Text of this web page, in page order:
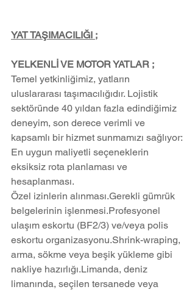
YAT TAŞIMACILIĞI ;
YELKENLİ VE MOTOR YATLAR ;
Temel yetkinliğimiz, yatların
uluslararası taşımacılığıdır. Lojistik
sektöründe 40 yıldan fazla edindiğimiz
deneyim, son derece verimli ve
kapsamlı bir hizmet sunmamızı sağlıyor:
En uygun maliyetli seçeneklerin
eksiksiz rota planlaması ve
hesaplanması.
Özel izinlerin alınması.Gerekli gümrük
belgelerinin işlenmesi.Profesyonel
ulaşım eskortu (BF2/3) ve/veya polis
eskortu organizasyonu.Shrink-wraping,
arma, sökme veya beşik yükleme gibi
nakliye hazırlığı.Limanda, deniz
limanında, seçilen tersanede veya